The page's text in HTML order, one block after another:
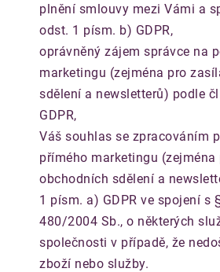
plnění smlouvy mezi Vámi a
odst. 1 písm. b) GDPR,
oprávněný zájem správce na
marketingu (zejména pro
sdělení a newsletterů) podle
GDPR,
Váš souhlas se zpracováním
přímého marketingu
obchodních sdělení a
1 písm. a) GDPR ve spojení s
480/2004 Sb., o některých
společnosti v případě, že
zboží nebo služby.